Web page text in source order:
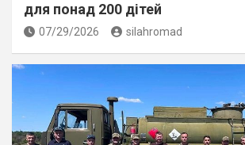
для понад 200 дітей
07/29/2026 silahromad